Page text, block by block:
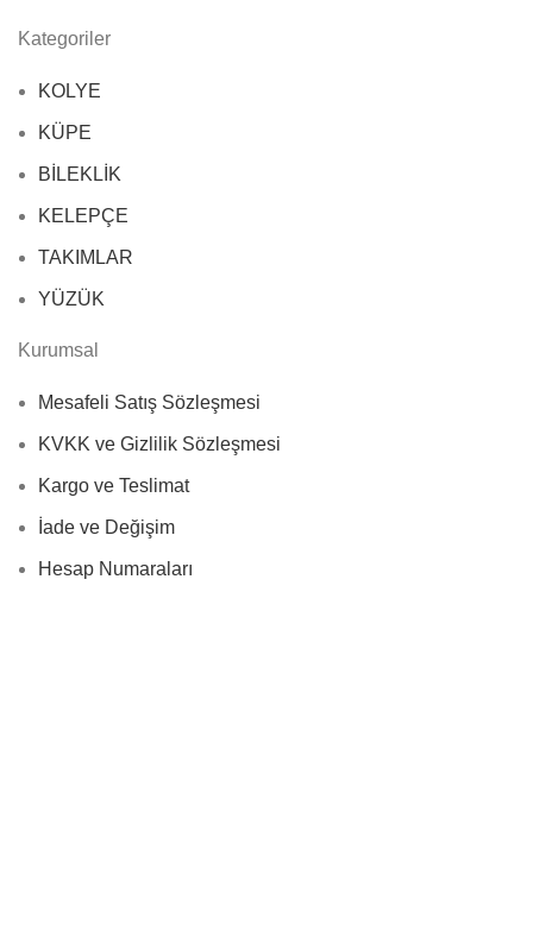
Kategoriler
KOLYE
KÜPE
BİLEKLİK
KELEPÇE
TAKIMLAR
YÜZÜK
Kurumsal
Mesafeli Satış Sözleşmesi
KVKK ve Gizlilik Sözleşmesi
Kargo ve Teslimat
İade ve Değişim
Hesap Numaraları